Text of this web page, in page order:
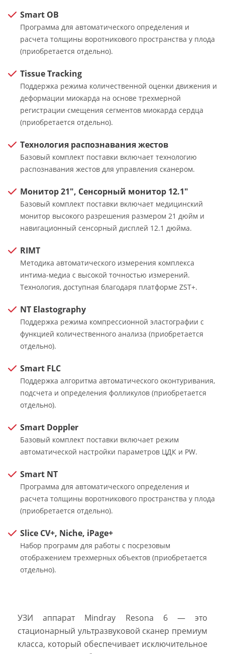
Smart OB
Программа для автоматического определения и
расчета толщины воротникового пространства у плода
(приобретается отдельно).
Tissue Tracking
Поддержка режима количественной оценки движения и
деформации миокарда на основе трехмерной
регистрации смещения сегментов миокарда сердца
(приобретается отдельно).
Технология распознавания жестов
Базовый комплект поставки включает технологию
распознавания жестов для управления сканером.
Монитор 21", Сенсорный монитор 12.1"
Базовый комплект поставки включает медицинский
монитор высокого разрешения размером 21 дюйм и
навигационный сенсорный дисплей 12.1 дюйма.
RIMT
Методика автоматического измерения комплекса
интима-медиа с высокой точностью измерений.
Технология, доступная благодаря платформе ZST+.
NT Elastography
Поддержка режима компрессионной эластографии с
функцией количественного анализа (приобретается
отдельно).
Smart FLC
Поддержка алгоритма автоматического оконтуривания,
подсчета и определения фолликулов (приобретается
отдельно).
Smart Doppler
Базовый комплект поставки включает режим
автоматической настройки параметров ЦДК и PW.
Smart NT
Программа для автоматического определения и
расчета толщины воротникового пространства у плода
(приобретается отдельно).
Slice CV+, Niche, iPage+
Набор программ для работы с посрезовым
отображением трехмерных объектов (приобретается
отдельно).
УЗИ аппарат Mindray Resona 6 — это
стационарный ультразвуковой сканер премиум
класса, который обеспечивает исключительное